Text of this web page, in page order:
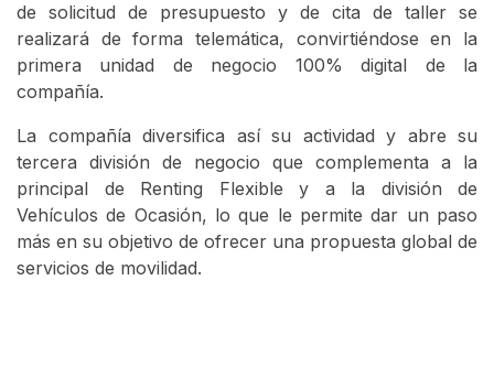
de solicitud de presupuesto y de cita de taller se
realizará de forma telemática, convirtiéndose en la
primera unidad de negocio 100% digital de la
compañía.
La compañía diversifica así su actividad y abre su
tercera división de negocio que complementa a la
principal de Renting Flexible y a la división de
Vehículos de Ocasión, lo que le permite dar un paso
más en su objetivo de ofrecer una propuesta global de
servicios de movilidad.